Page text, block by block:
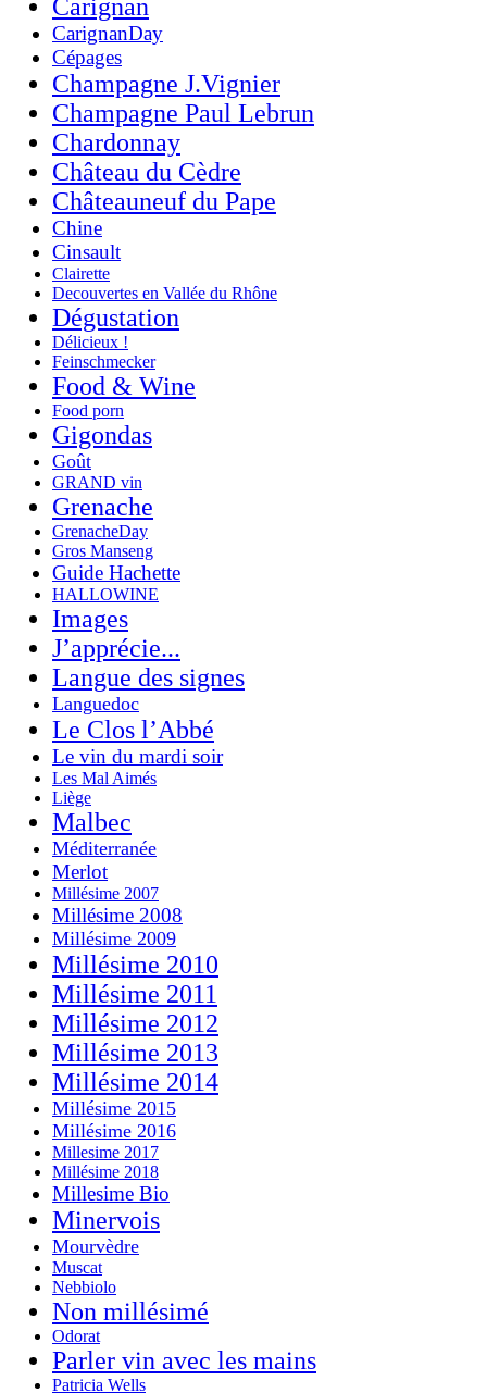
Carignan
CarignanDay
Cépages
Champagne J.Vignier
Champagne Paul Lebrun
Chardonnay
Château du Cèdre
Châteauneuf du Pape
Chine
Cinsault
Clairette
Decouvertes en Vallée du Rhône
Dégustation
Délicieux !
Feinschmecker
Food & Wine
Food porn
Gigondas
Goût
GRAND vin
Grenache
GrenacheDay
Gros Manseng
Guide Hachette
HALLOWINE
Images
J’apprécie...
Langue des signes
Languedoc
Le Clos l’Abbé
Le vin du mardi soir
Les Mal Aimés
Liège
Malbec
Méditerranée
Merlot
Millésime 2007
Millésime 2008
Millésime 2009
Millésime 2010
Millésime 2011
Millésime 2012
Millésime 2013
Millésime 2014
Millésime 2015
Millésime 2016
Millesime 2017
Millésime 2018
Millesime Bio
Minervois
Mourvèdre
Muscat
Nebbiolo
Non millésimé
Odorat
Parler vin avec les mains
Patricia Wells